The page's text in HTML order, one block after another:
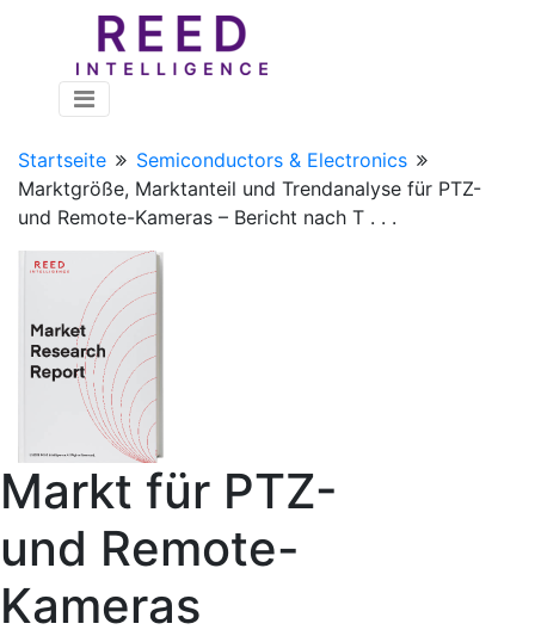
Startseite
Semiconductors & Electronics
Marktgröße, Marktanteil und Trendanalyse für PTZ-
und Remote-Kameras – Bericht nach T . . .
Markt für PTZ-
und Remote-
Kameras